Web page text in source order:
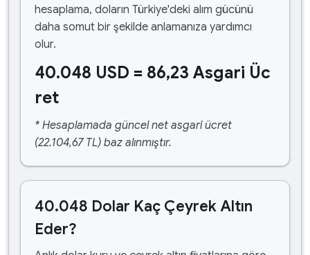
hesaplama, doların Türkiye'deki alım gücünü
daha somut bir şekilde anlamanıza yardımcı
olur.
40.048 USD = 86,23 Asgari Üc
ret
* Hesaplamada güncel net asgari ücret
(22.104,67 TL) baz alınmıştır.
40.048 Dolar Kaç Çeyrek Altın
Eder?